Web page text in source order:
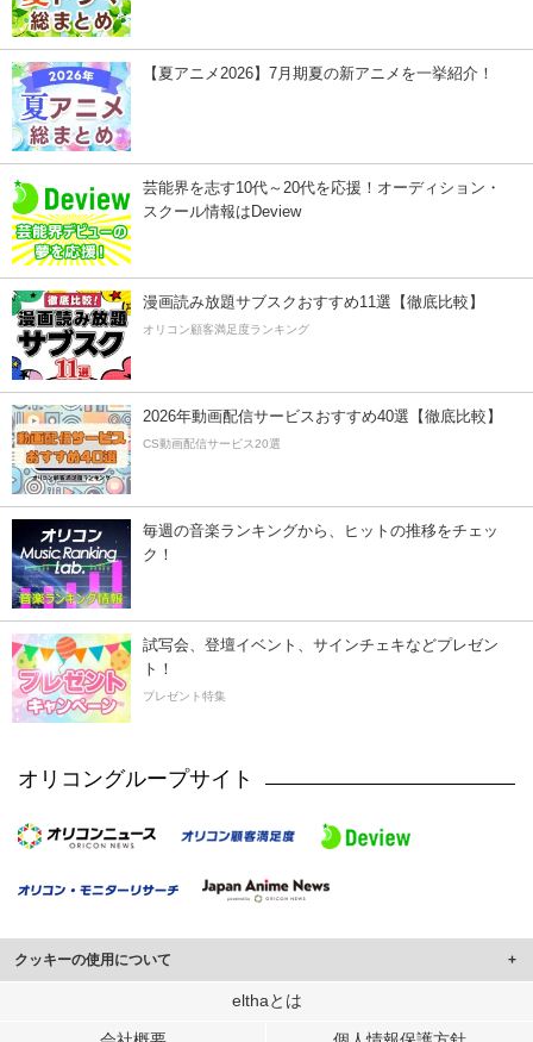
【夏アニメ2026】7月期夏の新アニメを一挙紹介！
芸能界を志す10代～20代を応援！オーディション・
スクール情報はDeview
漫画読み放題サブスクおすすめ11選【徹底比較】
オリコン顧客満足度ランキング
2026年動画配信サービスおすすめ40選【徹底比較】
CS動画配信サービス20選
毎週の音楽ランキングから、ヒットの推移をチェッ
ク！
試写会、登壇イベント、サインチェキなどプレゼン
ト！
プレゼント特集
オリコングループサイト
クッキーの使用について
このサイトでは Cookie を使用して、ユーザーに合わせたコンテンツや広告の
elthaとは